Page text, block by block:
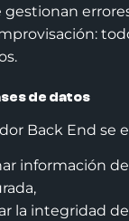
gestionan
de datos
Back End se
información
la integridad